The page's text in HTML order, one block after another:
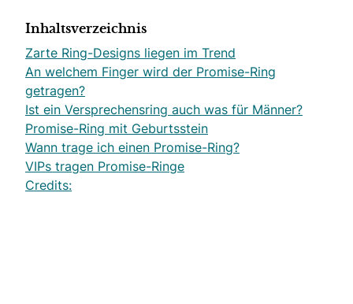
Inhaltsverzeichnis
Zarte Ring-Designs liegen im Trend
An welchem Finger wird der Promise-Ring
getragen?
Ist ein Versprechensring auch was für Männer?
Promise-Ring mit Geburtsstein
Wann trage ich einen Promise-Ring?
VIPs tragen Promise-Ringe
Credits: